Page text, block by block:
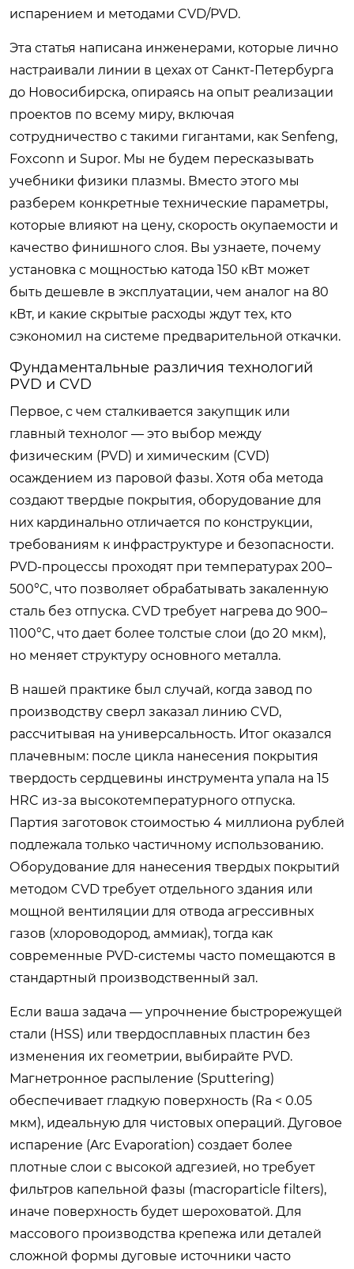
испарением и методами CVD/PVD.
Эта статья написана инженерами, которые лично
настраивали линии в цехах от Санкт-Петербурга
до Новосибирска, опираясь на опыт реализации
проектов по всему миру, включая
сотрудничество с такими гигантами, как Senfeng,
Foxconn и Supor. Мы не будем пересказывать
учебники физики плазмы. Вместо этого мы
разберем конкретные технические параметры,
которые влияют на цену, скорость окупаемости и
качество финишного слоя. Вы узнаете, почему
установка с мощностью катода 150 кВт может
быть дешевле в эксплуатации, чем аналог на 80
кВт, и какие скрытые расходы ждут тех, кто
сэкономил на системе предварительной откачки.
Фундаментальные различия технологий
PVD и CVD
Первое, с чем сталкивается закупщик или
главный технолог — это выбор между
физическим (PVD) и химическим (CVD)
осаждением из паровой фазы. Хотя оба метода
создают твердые покрытия, оборудование для
них кардинально отличается по конструкции,
требованиям к инфраструктуре и безопасности.
PVD-процессы проходят при температурах 200–
500°C, что позволяет обрабатывать закаленную
сталь без отпуска. CVD требует нагрева до 900–
1100°C, что дает более толстые слои (до 20 мкм),
но меняет структуру основного металла.
В нашей практике был случай, когда завод по
производству сверл заказал линию CVD,
рассчитывая на универсальность. Итог оказался
плачевным: после цикла нанесения покрытия
твердость сердцевины инструмента упала на 15
HRC из-за высокотемпературного отпуска.
Партия заготовок стоимостью 4 миллиона рублей
подлежала только частичному использованию.
Оборудование для нанесения твердых покрытий
методом CVD требует отдельного здания или
мощной вентиляции для отвода агрессивных
газов (хлороводород, аммиак), тогда как
современные PVD-системы часто помещаются в
стандартный производственный зал.
Если ваша задача — упрочнение быстрорежущей
стали (HSS) или твердосплавных пластин без
изменения их геометрии, выбирайте PVD.
Магнетронное распыление (Sputtering)
обеспечивает гладкую поверхность (Ra < 0.05
мкм), идеальную для чистовых операций. Дуговое
испарение (Arc Evaporation) создает более
плотные слои с высокой адгезией, но требует
фильтров капельной фазы (macroparticle filters),
иначе поверхность будет шероховатой. Для
массового производства крепежа или деталей
сложной формы дуговые источники часто